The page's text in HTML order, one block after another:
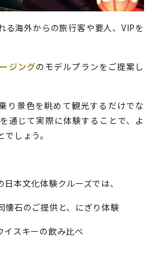
る海外からの旅行客や要人、VIPを
ジングのモデルプランをご提案し
り景色を眺めて観光するだけでな
通じて実際に体験することで、よ
しょう。
本文化体験クルーズでは、
石のご提供と、にぎり体験
スキーの飲み比べ